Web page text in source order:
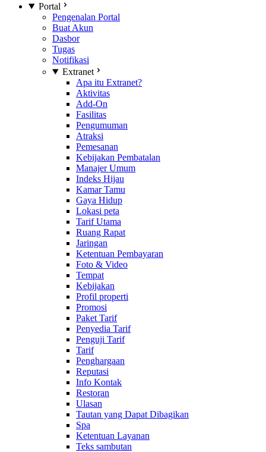
Portal
Pengenalan Portal
Buat Akun
Dasbor
Tugas
Notifikasi
Extranet
Apa itu Extranet?
Aktivitas
Add-On
Fasilitas
Pengumuman
Atraksi
Pemesanan
Kebijakan Pembatalan
Manajer Umum
Indeks Hijau
Kamar Tamu
Gaya Hidup
Lokasi peta
Tarif Utama
Ruang Rapat
Jaringan
Ketentuan Pembayaran
Foto & Video
Tempat
Kebijakan
Profil properti
Promosi
Paket Tarif
Penyedia Tarif
Penguji Tarif
Tarif
Penghargaan
Reputasi
Info Kontak
Restoran
Ulasan
Tautan yang Dapat Dibagikan
Spa
Ketentuan Layanan
Teks sambutan